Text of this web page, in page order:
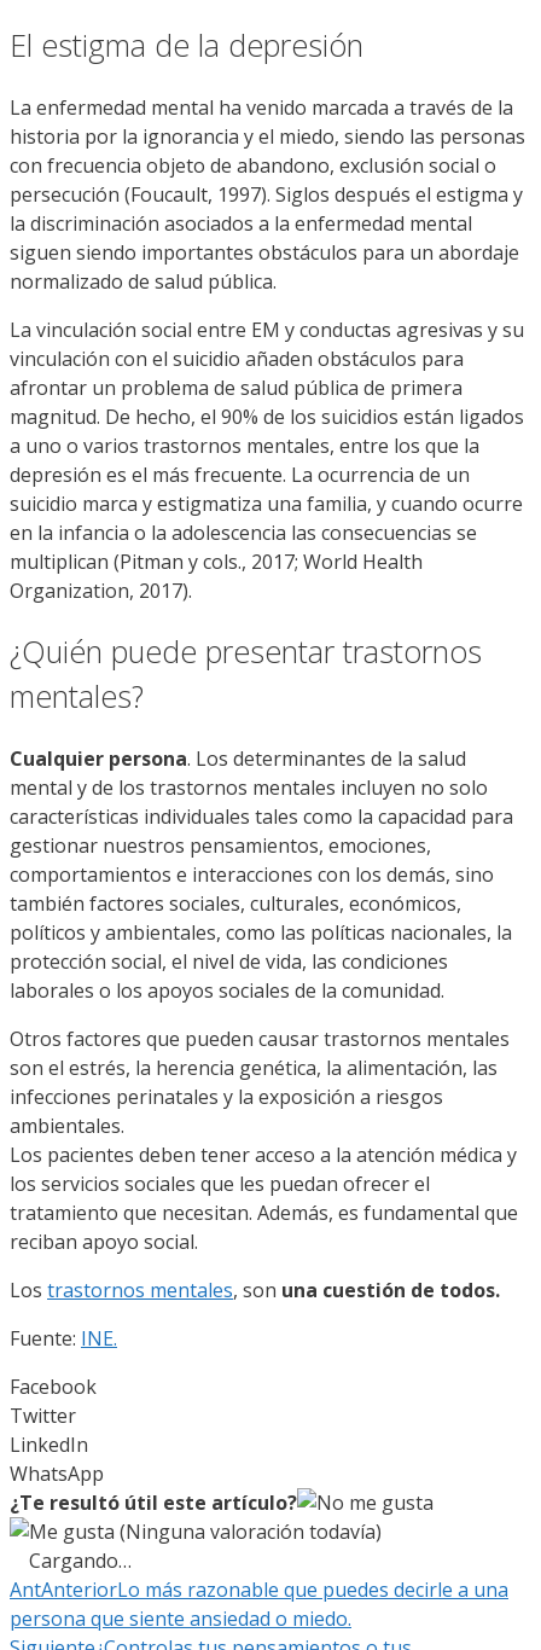
El estigma de la depresión
La enfermedad mental ha venido marcada a través de la
historia por la ignorancia y el miedo, siendo las personas
con frecuencia objeto de abandono, exclusión social o
persecución (Foucault, 1997). Siglos después el estigma y
la discriminación asociados a la enfermedad mental
siguen siendo importantes obstáculos para un abordaje
normalizado de salud pública.
La vinculación social entre EM y conductas agresivas y su
vinculación con el suicidio añaden obstáculos para
afrontar un problema de salud pública de primera
magnitud. De hecho, el 90% de los suicidios están ligados
a uno o varios trastornos mentales, entre los que la
depresión es el más frecuente. La ocurrencia de un
suicidio marca y estigmatiza una familia, y cuando ocurre
en la infancia o la adolescencia las consecuencias se
multiplican (Pitman y cols., 2017; World Health
Organization, 2017).
¿Quién puede presentar trastornos
mentales?
Cualquier persona. Los determinantes de la salud
mental y de los trastornos mentales incluyen no solo
características individuales tales como la capacidad para
gestionar nuestros pensamientos, emociones,
comportamientos e interacciones con los demás, sino
también factores sociales, culturales, económicos,
políticos y ambientales, como las políticas nacionales, la
protección social, el nivel de vida, las condiciones
laborales o los apoyos sociales de la comunidad.
Otros factores que pueden causar trastornos mentales
son el estrés, la herencia genética, la alimentación, las
infecciones perinatales y la exposición a riesgos
ambientales.
Los pacientes deben tener acceso a la atención médica y
los servicios sociales que les puedan ofrecer el
tratamiento que necesitan. Además, es fundamental que
reciban apoyo social.
Los trastornos mentales, son una cuestión de todos.
Fuente: INE.
Facebook
Twitter
LinkedIn
WhatsApp
¿Te resultó útil este artículo?
(Ninguna valoración todavía)
Cargando…
AntAnteriorLo más razonable que puedes decirle a una
persona que siente ansiedad o miedo.